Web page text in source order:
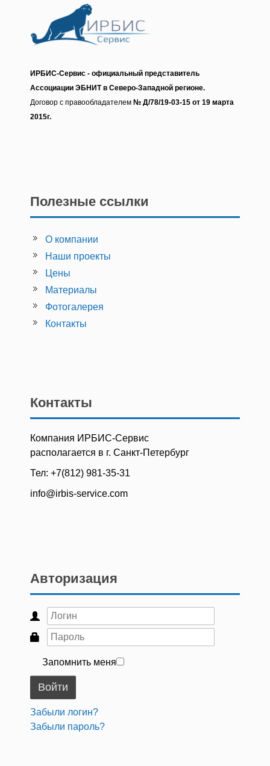
ИРБИС-Сервис - официальный представитель
Ассоциации ЭБНИТ в Северо-Западной регионе.
Договор с правообладателем № Д/78/19-03-15 от 19 марта
2015г.
Полезные ссылки
О компании
Наши проекты
Цены
Материалы
Фотогалерея
Контакты
Контакты
Компания ИРБИС-Сервис
располагается в г. Санкт-Петербург
Тел: +7(812) 981-35-31
info@irbis-service.com
Авторизация
Запомнить меня
Войти
Забыли логин?
Забыли пароль?